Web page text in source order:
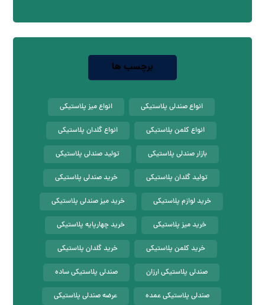
برچسب ها
انواع صندلی پلاستیکی انواع میز پلاستیکی
انواع کلمن پلاستیکی انواع گلدان پلاستیکی
بازار صندلی پلاستیکی تولید صندلی پلاستیکی
تولید گلدان پلاستیکی خرید صندلی پلاستیکی
خرید لوازم پلاستیکی خرید میز صندلی پلاستیکی
خرید میز پلاستیکی خرید چهارپایه پلاستیکی
خرید کلمن پلاستیکی خرید گلدان پلاستیکی
صندلی پلاستیکی ارزان صندلی پلاستیکی ساده
صندلی پلاستیکی عمده عرضه صندلی پلاستیکی